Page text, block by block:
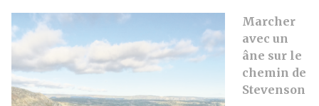
Marcher
avec un
âne sur le
chemin de
Stevenson